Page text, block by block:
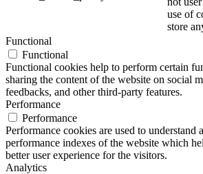
use of
store
Functional
Functional
Functional cookies help to perform certain
sharing the content of the website on social
feedbacks, and other third-party features.
Performance
Performance
Performance cookies are used to understand
performance indexes of the website which
better user experience for the visitors.
Analytics